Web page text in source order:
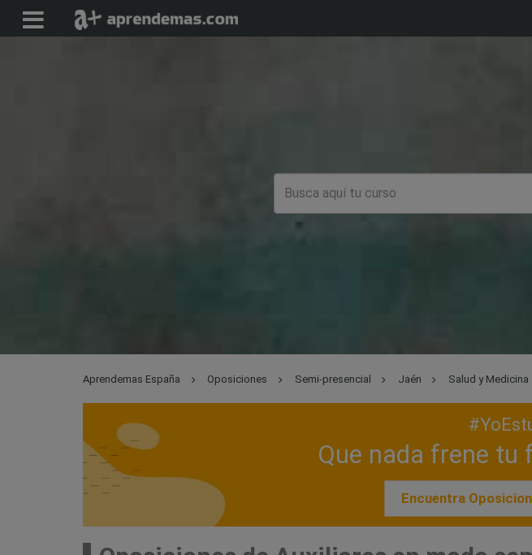
Aprendemas España Oposiciones Semi-presencial Jaén Salud y Medicina
Que nada frene tu
Encuentra